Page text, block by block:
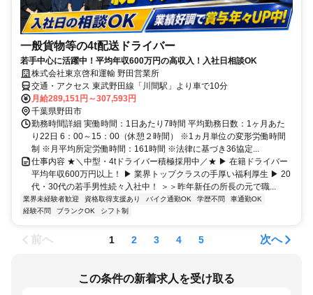
一般貨物等の4t配送ドライバー
若手中心に活躍中！平均年収600万円の高収入！入社日相談OK
株式会社東京啓和運輸 野田営業所
交通・アクセス 東武野田線「川間駅」より車で10分
月給289,151円～307,593円
千葉県野田市
勤務時間詳細 実働時間：1日あたり7時間 平均勤務日数：1ヶ月あた
り22日 6：00～15：00（休憩２時間） ※1ヵ月単位の変形労働時間
制 ※月平均所定労働時間：161時間 ※法律に基づき36協定...
仕事内容 ★＼中型・4tドライバー積極採用中／★ ▶ 在籍ドライバー
平均年収600万円以上！ ▶ 業界トップクラスの手厚い福利厚生 ▶ 20
代・30代の若手男性続々入社中！ ＞＞昨年新任の所長の元で職...
業界未経験者歓迎 資格取得支援あり バイク通勤OK 学歴不問
車通勤OK
経験不問
ブランクOK シフト制
前へ 1 2 3 4 5 次へ
この条件の新着求人を受け取る